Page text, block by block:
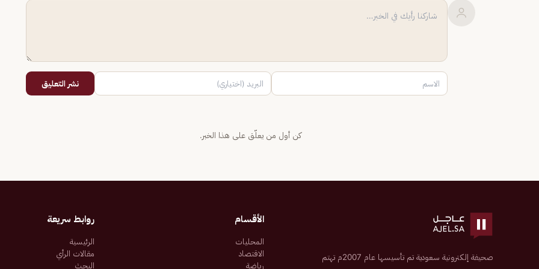
نشر التعليق
كن أول من يعلّق على هذا الخبر.
صحيفة إلكترونية سعودية تم تأسيسها عام 2007م تهتم
الأقسام
المحليات
الاقتصاد
رياضة
روابط سريعة
الرئيسية
مقالات الرأي
البحث